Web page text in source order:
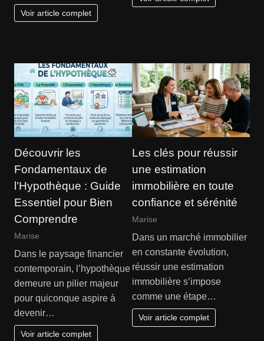
Voir article complet
Découvrir les
Fondamentaux de
l’Hypothèque : Guide
Essentiel pour Bien
Comprendre
Marise
Dans le paysage financier
contemporain, l’hypothèque
demeure un pilier majeur
pour quiconque aspire à
devenir…
Voir article complet
Les clés pour réussir
une estimation
immobilière en toute
confiance et sérénité
Marise
Dans un marché immobilier
en constante évolution,
réussir une estimation
immobilière s’impose
comme une étape…
Voir article complet